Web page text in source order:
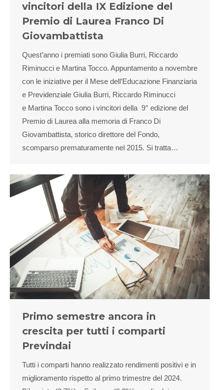
vincitori della IX Edizione del
Premio di Laurea Franco Di
Giovambattista
Quest’anno i premiati sono Giulia Burri, Riccardo
Riminucci e Martina Tocco. Appuntamento a novembre
con le iniziative per il Mese dell’Educazione Finanziaria
e Previdenziale Giulia Burri, Riccardo Riminucci
e Martina Tocco sono i vincitori della 9° edizione del
Premio di Laurea alla memoria di Franco Di
Giovambattista, storico direttore del Fondo,
scomparso prematuramente nel 2015. Si tratta…
Primo semestre ancora in
crescita per tutti i comparti
Previndai
Tutti i comparti hanno realizzato rendimenti positivi e in
miglioramento rispetto al primo trimestre del 2024.